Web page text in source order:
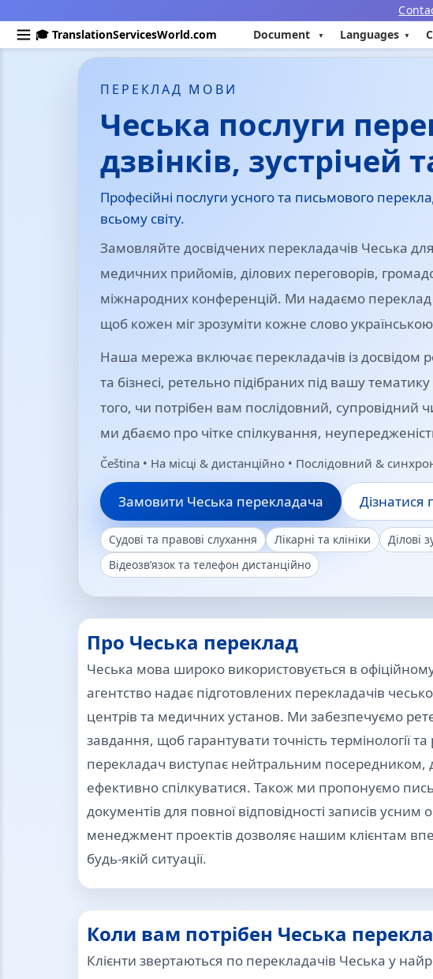
🎓 TranslationServicesWorld.com
Document Languages
ПЕРЕКЛАД МОВИ
Чеська послуги
дзвінків, зустрічей
Професійні послуги усного та письмового
всьому світу.
Замовляйте досвідчених перекладачів Чеська
медичних прийомів, ділових переговорів,
міжнародних конференцій. Ми надаємо переклад
щоб кожен міг зрозуміти кожне слово
Наша мережа включає перекладачів із досвідом
та бізнесі, ретельно підібраних під вашу
того, чи потрібен вам послідовний, супровідний
ми дбаємо про чітке спілкування,
Čeština • На місці & дистанційно • Послідовний &
Замовити Чеська перекладача Дізнатися
Судові та правові слухання Лікарні та клініки
Ділові
Відеозв’язок та телефон дистанційно
Про Чеська переклад
Чеська мова широко використовується в
агентство надає підготовлених перекладачів
центрів та медичних установ. Ми забезпечуємо
завдання, щоб гарантувати точність термінології та
перекладач виступає нейтральним посередником,
ефективно спілкуватися. Також ми пропонуємо
документів для повної відповідності записів
менеджмент проектів дозволяє нашим клієнтам
будь-якій ситуації.
Коли вам потрібен Чеська
Клієнти звертаються по перекладачів Чеська у